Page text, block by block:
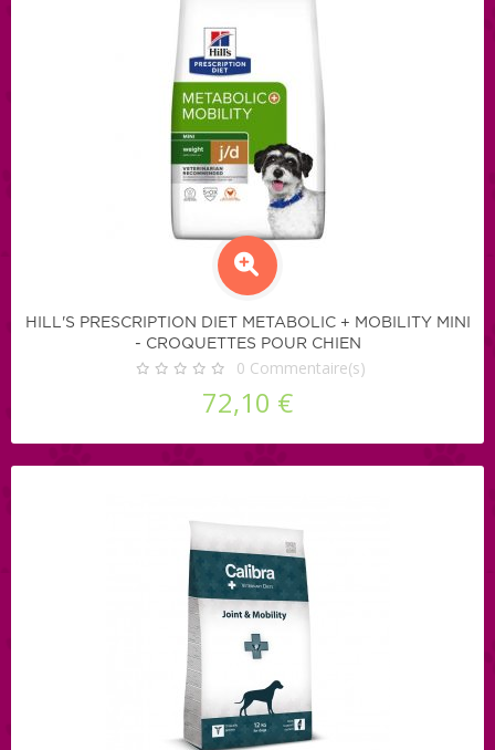
HILL'S PRESCRIPTION DIET METABOLIC + MOBILITY MINI
- CROQUETTES POUR CHIEN
0 Commentaire(s)
72,10 €